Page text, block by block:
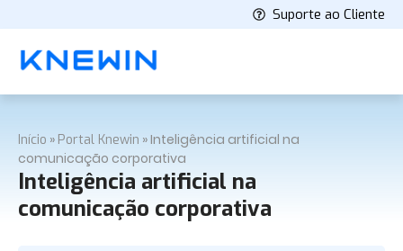
Suporte ao Cliente
Início » Portal Knewin »Inteligência artificial na
comunicação corporativa
Inteligência artificial na
comunicação corporativa